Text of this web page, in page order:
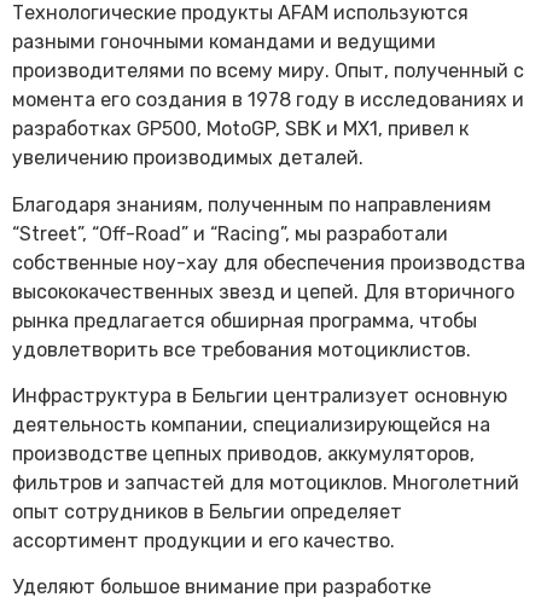
Технологические продукты AFAM используются
разными гоночными командами и ведущими
производителями по всему миру. Опыт, полученный с
момента его создания в 1978 году в исследованиях и
разработках GP500, MotoGP, SBK и MX1, привел к
увеличению производимых деталей.
Благодаря знаниям, полученным по направлениям
“Street”, “Off-Road” и “Racing”, мы разработали
собственные ноу-хау для обеспечения производства
высококачественных звезд и цепей. Для вторичного
рынка предлагается обширная программа, чтобы
удовлетворить все требования мотоциклистов.
Инфраструктура в Бельгии централизует основную
деятельность компании, специализирующейся на
производстве цепных приводов, аккумуляторов,
фильтров и запчастей для мотоциклов. Многолетний
опыт сотрудников в Бельгии определяет
ассортимент продукции и его качество.
Уделяют большое внимание при разработке